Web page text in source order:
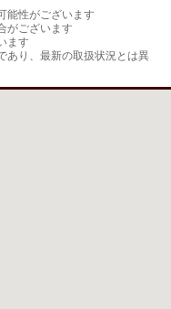
能性がございます
がございます
ます
あり、最新の取扱状況とは異